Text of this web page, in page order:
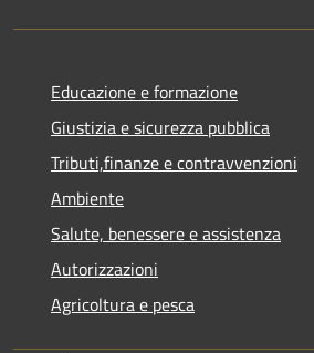
Educazione e formazione
Giustizia e sicurezza pubblica
Tributi,finanze e contravvenzioni
Ambiente
Salute, benessere e assistenza
Autorizzazioni
Agricoltura e pesca